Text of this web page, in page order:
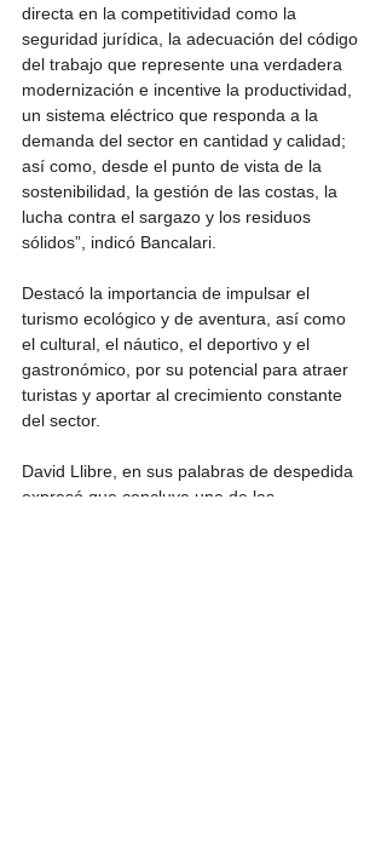
directa en la competitividad como la
seguridad jurídica, la adecuación del código
del trabajo que represente una verdadera
modernización e incentive la productividad,
un sistema eléctrico que responda a la
demanda del sector en cantidad y calidad;
así como, desde el punto de vista de la
sostenibilidad, la gestión de las costas, la
lucha contra el sargazo y los residuos
sólidos”, indicó Bancalari.
Destacó la importancia de impulsar el
turismo ecológico y de aventura, así como
el cultural, el náutico, el deportivo y el
gastronómico, por su potencial para atraer
turistas y aportar al crecimiento constante
del sector.
David Llibre, en sus palabras de despedida
expresó que concluye una de las